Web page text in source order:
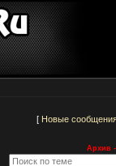
[ Новые
Архив -